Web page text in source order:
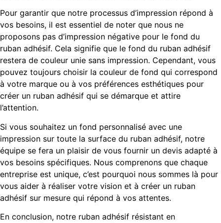
Pour garantir que notre processus d’impression répond à
vos besoins, il est essentiel de noter que nous ne
proposons pas d’impression négative pour le fond du
ruban adhésif. Cela signifie que le fond du ruban adhésif
restera de couleur unie sans impression. Cependant, vous
pouvez toujours choisir la couleur de fond qui correspond
à votre marque ou à vos préférences esthétiques pour
créer un ruban adhésif qui se démarque et attire
l’attention.
Si vous souhaitez un fond personnalisé avec une
impression sur toute la surface du ruban adhésif, notre
équipe se fera un plaisir de vous fournir un devis adapté à
vos besoins spécifiques. Nous comprenons que chaque
entreprise est unique, c’est pourquoi nous sommes là pour
vous aider à réaliser votre vision et à créer un ruban
adhésif sur mesure qui répond à vos attentes.
En conclusion, notre ruban adhésif résistant en